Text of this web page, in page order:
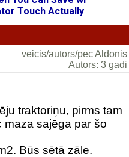
veicis/autors/pēc Aldonis
Autors: 3 gadi
traktoriņu, pirms tam
maza sajēga par šo
Būs sētā zāle.